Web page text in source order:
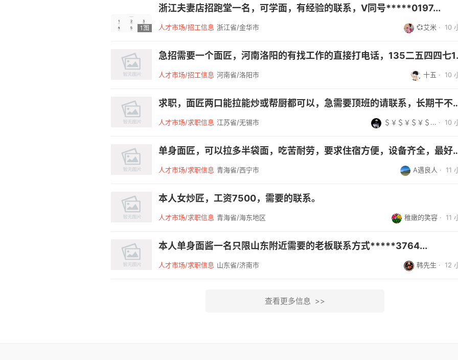
1图
浙江夫妻店招跑堂一名，可学面，有经验的联系，V同号*****0197...
人才市场/招工信息 浙江省/金华市 💞艾米 · 10
急招需要一
人才市场/招工信息 河南省/洛阳市 十五 · 10
求职，面匠两口能拉能炒或帮厨都
人才市场/求职信息 江苏省/无锡市 ＄￥＄￥＄￥＄... · 10
单身面匠，可以拉多半袋面，吃苦
人才市场/求职信息 青海省/西宁市 A遇良人 · 11
本人女炒匠，工资7500，需要的联系。
人才市场/求职信息 青海省/海东地区 稚嫩的笑容 · 11
本人单身面酱一名只限山东附近需要的老板联系方式*****3764...
人才市场/求职信息 山东省/济南市 韩先生 · 12
查看更多信息 >>